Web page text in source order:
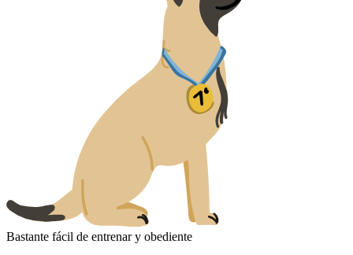
Bastante fácil de entrenar y obediente